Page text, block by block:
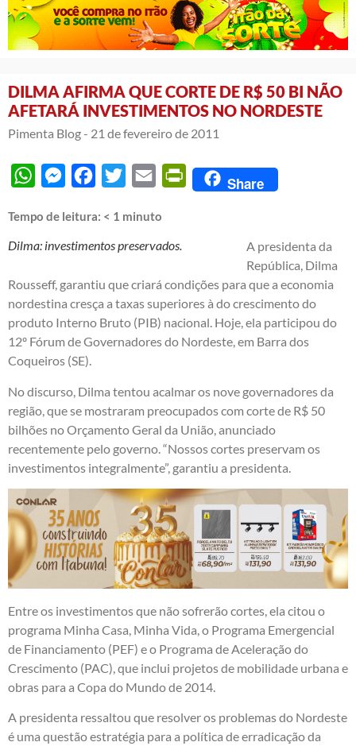
DILMA AFIRMA QUE CORTE DE R$ 50 BI NÃO
AFETARÁ INVESTIMENTOS NO NORDESTE
Pimenta Blog - 21 de fevereiro de 2011
WhatsAppMessengerFacebook
Twitter Email PrintFriendly
Share
Tempo de leitura: < 1 minuto
Dilma: investimentos preservados.
A presidenta da
República, Dilma
Rousseff, garantiu que criará condições para que a economia
nordestina cresça a taxas superiores à do crescimento do
produto Interno Bruto (PIB) nacional. Hoje, ela participou do
12º Fórum de Governadores do Nordeste, em Barra dos
Coqueiros (SE).
No discurso, Dilma tentou acalmar os nove governadores da
região, que se mostraram preocupados com corte de R$ 50
bilhões no Orçamento Geral da União, anunciado
recentemente pelo governo. “Nossos cortes preservam os
investimentos integralmente”, garantiu a presidenta.
Entre os investimentos que não sofrerão cortes, ela citou o
programa Minha Casa, Minha Vida, o Programa Emergencial
de Financiamento (PEF) e o Programa de Aceleração do
Crescimento (PAC), que inclui projetos de mobilidade urbana e
obras para a Copa do Mundo de 2014.
A presidenta ressaltou que resolver os problemas do Nordeste
é uma questão estratégia para a política de erradicação da